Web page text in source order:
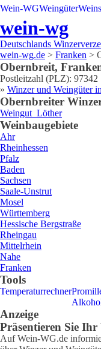
Wein-WGWeingüter
wein-wg
Deutschlands
wein-wg.de > Franken >
Obernbreit,
Postleitzahl (PLZ): 97342
» Winzer und Weingüter in
Obernbreiter
Weingut Löther
Weinbaugebiete
Ahr
Rheinhessen
Pfalz
Baden
Sachsen
Saale-Unstrut
Mosel
Württemberg
Hessische Bergstraße
Rheingau
Mittelrhein
Nahe
Franken
Tools
Temperaturrechner
Anzeige
Präsentieren Sie
Auf Wein-WG.de